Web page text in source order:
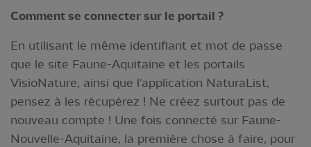
Comment se connecter sur le portail ?
En utilisant le même identifiant et mot de passe
que le site Faune-Aquitaine et les portails
VisioNature, ainsi que l'application NaturaList,
pensez à les récupérez ! Ne créez surtout pas de
nouveau compte ! Une fois connecté sur Faune-
Nouvelle-Aquitaine, la première chose à faire, pour